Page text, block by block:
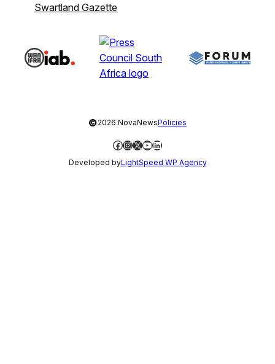
Swartland Gazette
©2026 NovaNewsPolicies
Facebook
Instagram
X YouTube
LinkedIn
Developed byLightSpeed WP Agency